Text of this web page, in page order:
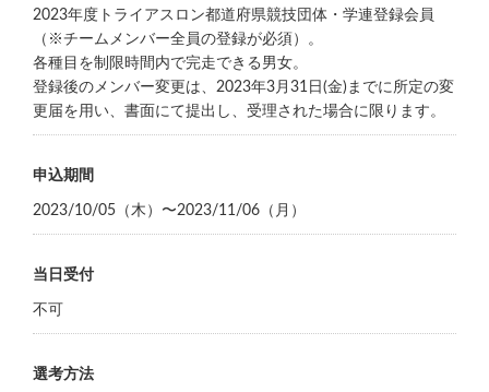
2023年度トライアスロン都道府県競技団体・学連登録会員
（※チームメンバー全員の登録が必須）。
各種目を制限時間内で完走できる男女。
登録後のメンバー変更は、2023年3月31日(金)までに所定の変
更届を用い、書面にて提出し、受理された場合に限ります。
申込期間
2023/10/05（木）〜2023/11/06（月）
当日受付
不可
選考方法